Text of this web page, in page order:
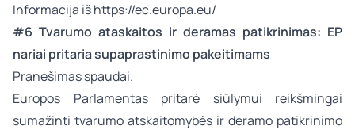
Informacija išhttps://ec.europa.eu/
#6 Tvarumo ataskaitos ir deramas patikrinimas: EP
nariai pritaria supaprastinimo pakeitimams
Pranešimas spaudai.
Europos Parlamentas pritarė siūlymui reikšmingai
sumažinti tvarumo atskaitomybės ir deramo patikrinimo